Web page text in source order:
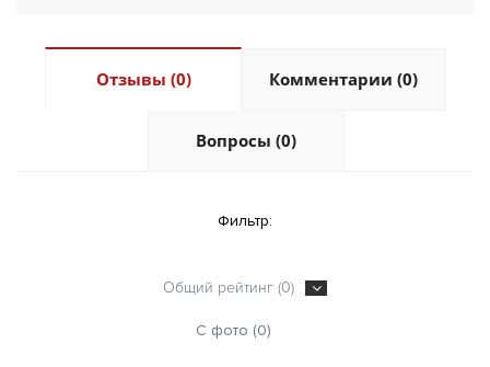
Отзывы (0) Комментарии (0)
Вопросы (0)
Фильтр:
Общий рейтинг (0)
С фото (0)